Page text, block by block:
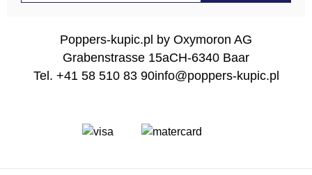
Poppers-kupic.pl by Oxymoron AG
Grabenstrasse 15aCH-6340 Baar
Tel. +41 58 510 83 90info@poppers-kupic.pl